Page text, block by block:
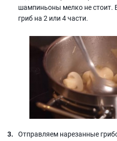
шампиньоны мелко не стоит.
гриб на 2 или 4 части.
Отправляем нарезанные